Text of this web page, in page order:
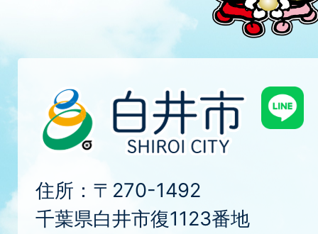
住所：〒270-1492
千葉県白井市復1123番地